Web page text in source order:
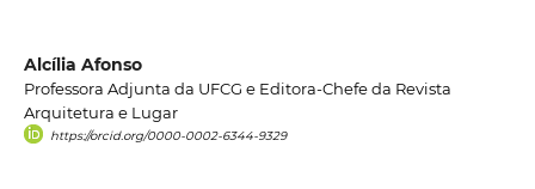
Alcília Afonso
Professora Adjunta da UFCG e Editora-Chefe da Revista
Arquitetura e Lugar
https://orcid.org/0000-0002-6344-9329